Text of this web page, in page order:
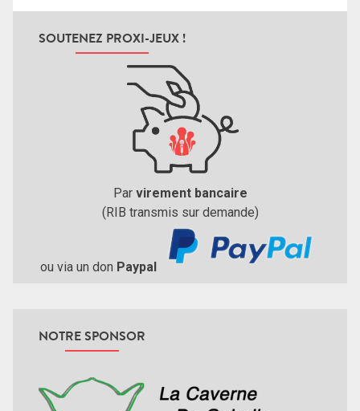
SOUTENEZ PROXI-JEUX !
Par virement bancaire
(RIB transmis sur demande)
ou via un don Paypal
NOTRE SPONSOR